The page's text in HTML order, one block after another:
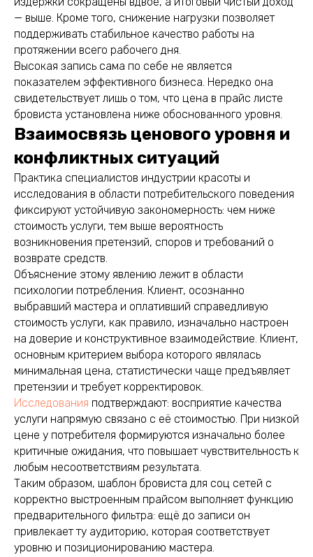
— выше. Кроме того, снижение нагрузки позволяет
поддерживать стабильное качество работы на
протяжении всего рабочего дня.
Высокая запись сама по себе не является
показателем эффективного бизнеса. Нередко она
свидетельствует лишь о том, что цена в прайс листе
бровиста установлена ниже обоснованного уровня.
Взаимосвязь ценового уровня и
конфликтных ситуаций
Практика специалистов индустрии красоты и
исследования в области потребительского поведения
фиксируют устойчивую закономерность: чем ниже
стоимость услуги, тем выше вероятность
возникновения претензий, споров и требований о
возврате средств.
Объяснение этому явлению лежит в области
психологии потребления. Клиент, осознанно
выбравший мастера и оплативший справедливую
стоимость услуги, как правило, изначально настроен
на доверие и конструктивное взаимодействие. Клиент,
основным критерием выбора которого являлась
минимальная цена, статистически чаще предъявляет
претензии и требует корректировок.
Исследования подтверждают: восприятие качества
услуги напрямую связано с её стоимостью. При низкой
цене у потребителя формируются изначально более
критичные ожидания, что повышает чувствительность к
любым несоответствиям результата.
Таким образом, шаблон бровиста для соц сетей с
корректно выстроенным прайсом выполняет функцию
предварительного фильтра: ещё до записи он
привлекает ту аудиторию, которая соответствует
уровню и позиционированию мастера.